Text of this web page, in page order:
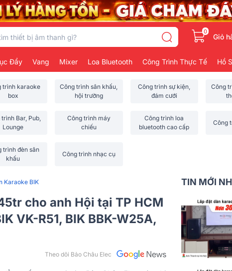
0
Giỏ
Đẩy Vang Mixer Loa Bluetooth Công Trình Thực Tế Hồ
trình karaoke
box
Công trình sân khấu,
hội trường
Công trình sự kiện,
đám cưới
Công
trình Bar, Pub,
Lounge
Công trình máy
chiếu
Công trình loa
bluetooth cao cấp
Công
trình đèn sân
khấu
Công trình nhạc cụ
Karaoke BIK
cho anh Hội tại TP HCM
VK-R51, BIK BBK-W25A,
Theo dõi Bảo Châu Elec
TIN MỚI